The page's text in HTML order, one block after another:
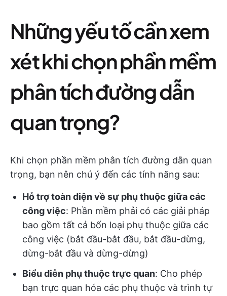
Những yếu tố cần xem
xét khi chọn phần mềm
phân tích đường dẫn
quan trọng?
Khi chọn phần mềm phân tích đường dẫn quan
trọng, bạn nên chú ý đến các tính năng sau:
Hỗ trợ toàn diện về sự phụ thuộc giữa các
công việc: Phần mềm phải có các giải pháp
bao gồm tất cả bốn loại phụ thuộc giữa các
công việc (bắt đầu-bắt đầu, bắt đầu-dừng,
dừng-bắt đầu và dừng-dừng)
Biểu diễn phụ thuộc trực quan: Cho phép
bạn trực quan hóa các phụ thuộc và trình tự